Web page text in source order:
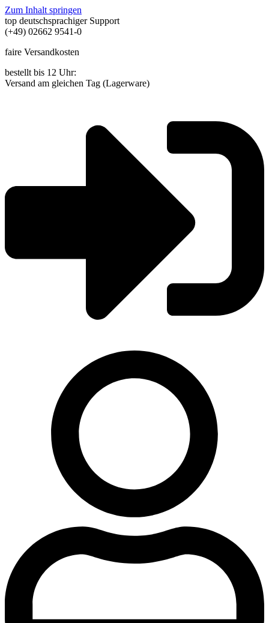
Zum Inhalt springen
top deutschsprachiger Support
(+49) 02662 9541-0
faire Versandkosten
bestellt bis 12 Uhr:
Versand am gleichen Tag (Lagerware)